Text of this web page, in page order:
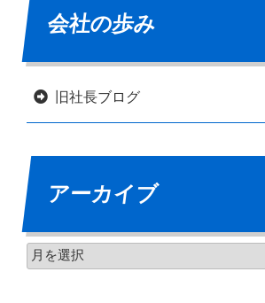
会社の歩み
旧社長ブログ
アーカイブ